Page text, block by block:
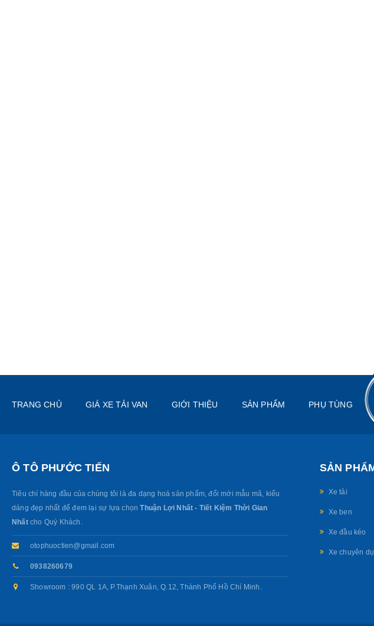
TRANG CHỦ GIÁ XE TẢI VAN GIỚI THIỆU SẢN PHẨM PHỤ TÙNG
Ô TÔ PHƯỚC TIẾN
Tiêu chí hàng đầu của chúng tôi là đa dạng hoá sản phẩm, đổi mới mẫu mã, kiểu
dáng đẹp nhất để đem lại sự lựa chọnThuận Lợi Nhất - Tiết Kiệm Thời Gian
Nhấtcho Quý Khách.
otophuoctien@gmail.com
0938260679
Showroom : 990 QL 1A, P.Thạnh Xuân, Q.12, Thành Phố Hồ Chí Minh.
SẢN
Xe tải
Xe ben
Xe đầu kéo
Xe chuyên